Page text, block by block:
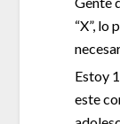
“X”, lo
Estoy
este